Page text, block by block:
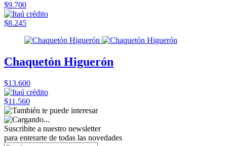
$9.700
$8.245
Chaquetón Higuerón
$13.600
$11.560
Suscribite a nuestro newsletter
para enterarte de todas las novedades